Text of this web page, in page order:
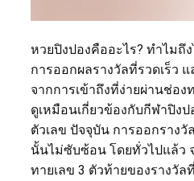
หวยปิงปองคืออะไร? ทำไม
การออกผลรางวัลที่รวดเร็ว
จากการเข้าถึงที่ง่ายผ่านช่อ
ดูเหมือนเกี่ยวข้องกับกีฬาปิง
ตัวเลข ปัจจุบัน การออกราง
นั้นไม่ซับซ้อน โดยทั่วไปแล้ว
ทายเลข 3 ตัวท้ายของรางวัล